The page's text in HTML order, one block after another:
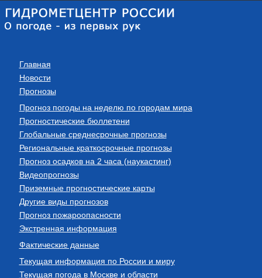
Главная
Новости
Прогнозы
Прогноз погоды на неделю по городам мира
Прогностические бюллетени
Глобальные среднесрочные прогнозы
Региональные краткосрочные прогнозы
Прогноз осадков на 2 часа (наукастинг)
Видеопрогнозы
Приземные прогностические карты
Другие виды прогнозов
Прогноз пожароопасности
Экстренная информация
Фактические данные
Текущая информация по России и миру
Текущая погода в Москве и области